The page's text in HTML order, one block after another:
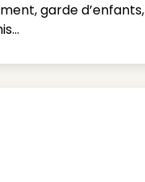
garde d’enfants,